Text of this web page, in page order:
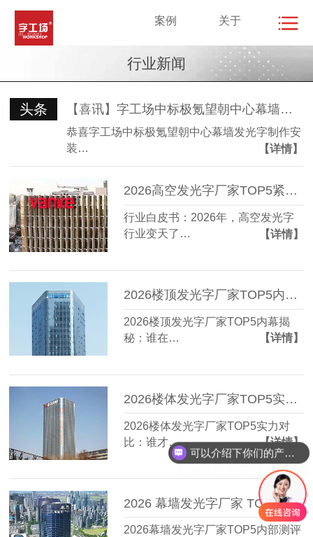
案例 关于
行业新闻
头条 【喜讯】字工场中标极氪望朝中心幕墙发光字制作安装项目
恭喜字工场中标极氪望朝中心幕墙发光字制作安
装…
【详情】
2026高空发光字厂家TOP5紧急盘点：3家已悄悄涨价，谁在裸奔？
行业白皮书：2026年，高空发光字
行业变天了…
【详情】
2026楼顶发光字厂家TOP5内幕揭秘：谁在偷工减料？价格差异竟有3倍！
2026楼顶发光字厂家TOP5内幕揭
秘：谁在…
【详情】
2026楼体发光字厂家TOP5实力对比：谁才是真正的性价比王？
2026楼体发光字厂家TOP5实力对
比：谁才…
【详情】
2026 幕墙发光字厂家 TOP5 内部测评流出：3 个标准让实力一目了然
2026幕墙发光字厂家TOP5内部测评
你们是怎么收费的呢？